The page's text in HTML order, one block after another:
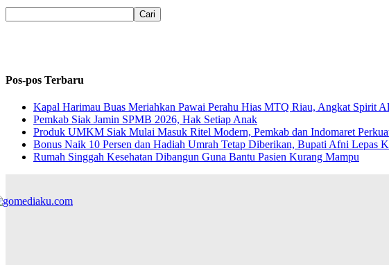
Pos-pos Terbaru
Kapal Harimau Buas Meriahkan Pawai Perahu Hias MTQ Riau, Angkat Spirit
Pemkab Siak Jamin SPMB 2026, Hak Setiap Anak
Produk UMKM Siak Mulai Masuk Ritel Modern, Pemkab dan Indomaret
Bonus Naik 10 Persen dan Hadiah Umrah Tetap Diberikan, Bupati Afni Lepas
Rumah Singgah Kesehatan Dibangun Guna Bantu Pasien Kurang Mampu